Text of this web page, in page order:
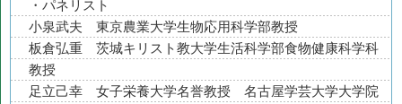
・パネリスト
小泉武夫 東京農業大学生物応用科学部教授
板倉弘重 茨城キリスト教大学生活科学部食物健康科学科
教授
足立己幸 女子栄養大学名誉教授 名古屋学芸大学大学院